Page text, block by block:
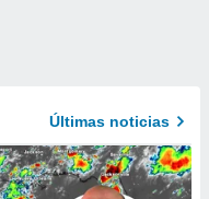
Últimas noticias